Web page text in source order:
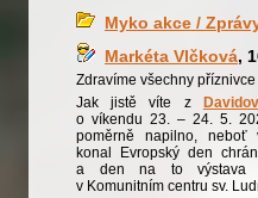
Myko akce /
Markéta Vlčková,
Zdravíme všechny příznivce
Jak jistě víte z
o víkendu 23. – 24. 5.
poměrně napilno, neboť
konal Evropský den
a den na to výstava
v Komunitním centru sv.